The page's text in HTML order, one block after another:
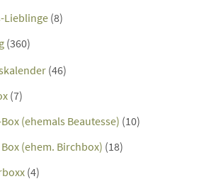
Lieblinge(8)
(360)
(46)
(7)
(ehemals Beautesse) (10)
(ehem. Birchbox) (18)
(4)